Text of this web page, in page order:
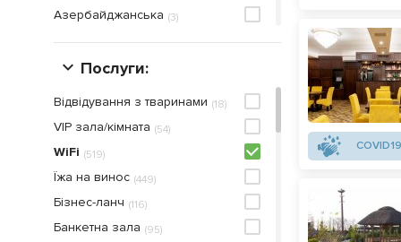
(3)
Азербайджанська
(10)
Азіатська
45
Американська
Послуги:
(18)
Відвідування з тваринами
(54)
VIP зала/кімната
(519)
WiFi
(449)
Їжа на винос
(116)
Бiзнес-ланч
(95)
Банкетна зала